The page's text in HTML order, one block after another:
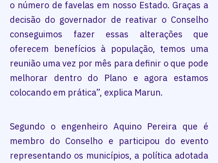
o número de favelas em nosso Estado. Graças a
decisão do governador de reativar o Conselho
conseguimos fazer essas alterações que
oferecem benefícios à população, temos uma
reunião uma vez por mês para definir o que pode
melhorar dentro do Plano e agora estamos
colocando em prática”, explica Marun.
Segundo o engenheiro Aquino Pereira que é
membro do Conselho e participou do evento
representando os municípios, a política adotada